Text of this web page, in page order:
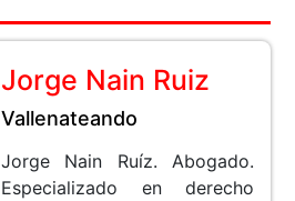
Jorge Nain Ruiz
Vallenateando
Jorge Nain Ruíz. Abogado.
Especializado en derecho